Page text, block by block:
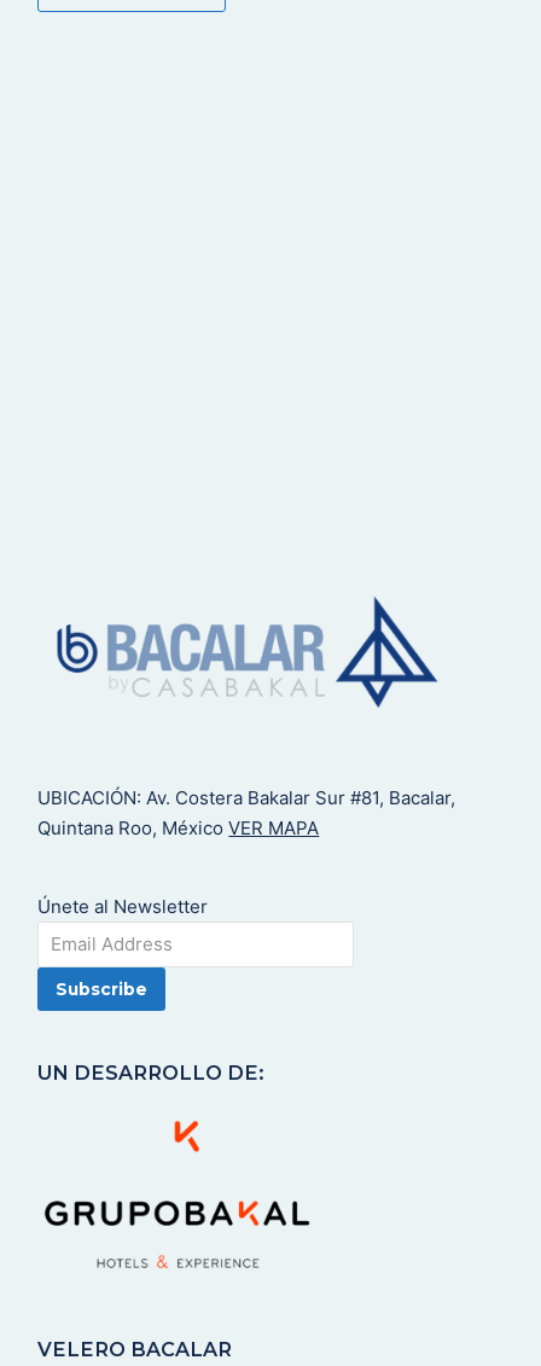
UBICACIÓN: Av. Costera Bakalar Sur #81, Bacalar,
Quintana Roo, MéxicoVER MAPA
Únete al Newsletter
UN DESARROLLO DE:
VELERO BACALAR